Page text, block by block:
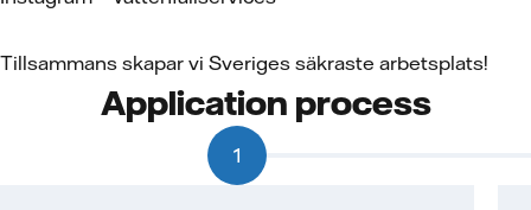
Tillsammans skapar vi Sveriges säkraste arbetsplats!
Application process
1